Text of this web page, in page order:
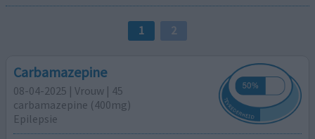
1 2
Carbamazepine
08-04-2025 | Vrouw | 45
carbamazepine (400mg)
Epilepsie